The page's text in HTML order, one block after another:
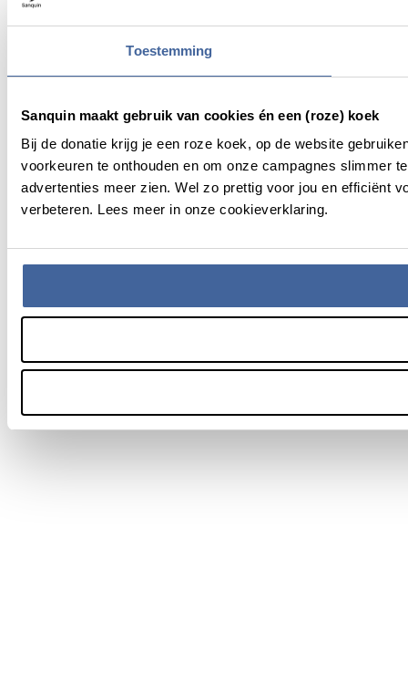
Toestemming
Sanquin maakt gebruik van cookies én een (roze) koek
Bij de donatie krijg je een roze koek, op de website
voorkeuren te onthouden en om onze campagnes slimmer
advertenties meer zien. Wel zo prettig voor jou en efficiënt
verbeteren. Lees meer in onze cookieverklaring.